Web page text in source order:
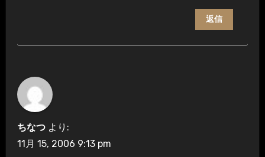
返信
ちなつ より:
11月 15, 2006 9:13 pm